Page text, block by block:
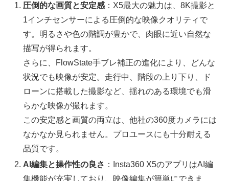
圧倒的な画質と安定感 ：X5最大の魅力は、8K撮影と
1インチセンサーによる圧倒的な映像クオリティで
す。明るさや色の階調が豊かで、肉眼に近い自然な
描写が得られます。
さらに、FlowState手ブレ補正の進化により、どんな
状況でも映像が安定。走行中、階段の上り下り、ド
ローンに搭載した撮影など、揺れのある環境でも滑
らかな映像が撮れます。
この安定感と画質の両立は、他社の360度カメラには
なかなか見られません。プロユースにも十分耐える
品質です。
AI編集と操作性の良さ ：Insta360 X5のアプリはAI編
集機能が充実しており、映像編集が簡単にできま